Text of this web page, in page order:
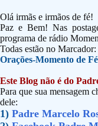
Olá irmãs e irmãos de fé!
Paz e Bem! Nas
programa de rádio
Todas estão no Marcador:
Orações-Momento de Fé
Este Blog não é do
Para que sua mensagem
dele:
1) Padre Marcelo